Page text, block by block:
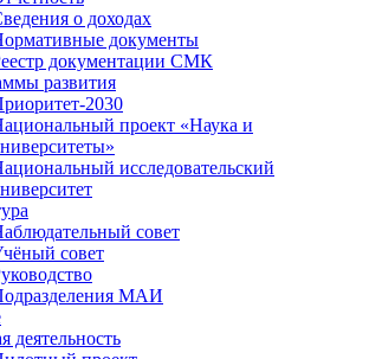
о доходах
документы
документации СМК
развития
2030
проект «Наука и
исследовательский
совет
совет
МАИ
деятельность